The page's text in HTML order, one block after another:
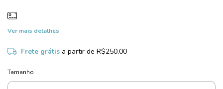
Ver mais detalhes
Frete grátis a partir de R$250,00
Tamanho